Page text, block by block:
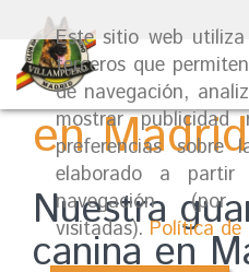
Este sitio web
terceros que
de navegación,
mostrar publicidad
preferencias
elaborado a
navegación (por
visitadas).Política de
en Madrid
Nuestra
canina en